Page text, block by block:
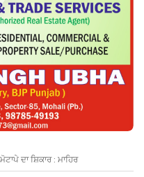
ਦਾ ਸ਼ਿਕਾਰ : ਮਾਹਿਰ